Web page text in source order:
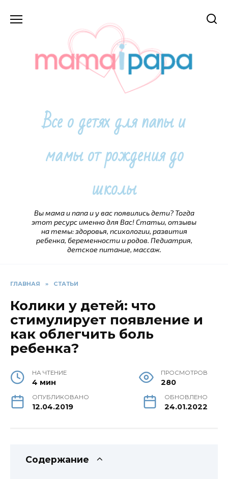
Все о детях для папы и
мамы от рождения до
школы
Вы мама и папа и у вас появились дети? Тогда
этот ресурс именно для Вас! Статьи, отзывы
на темы: здоровья, психологии, развития
ребенка, беременности и родов. Педиатрия,
детское питание, массаж.
ГЛАВНАЯ » СТАТЬИ
Колики у детей: что
стимулирует появление и
как облегчить боль
ребенка?
НА ЧТЕНИЕ
4 мин
ПРОСМОТРОВ
280
ОПУБЛИКОВАНО
12.04.2019
ОБНОВЛЕНО
24.01.2022
Содержание